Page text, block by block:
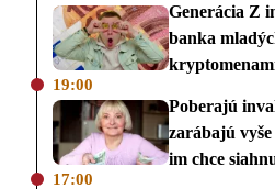
Generácia Z
banka
19:00
Poberajú
zarábajú vyše
im chce
17:00